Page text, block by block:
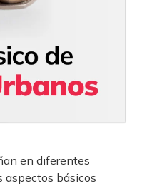
en diferentes
aspectos básicos